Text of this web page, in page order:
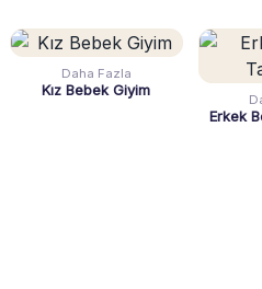
Daha Fazla
Kız Bebek Giyim
Erkek